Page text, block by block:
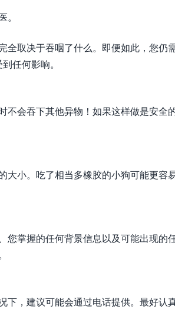
全取决于吞咽了什么。即便如此，您仍
任何影响。
会吞下其他异物！如果这样做是安全
大小。吃了相当多橡胶的小狗可能更容
您掌握的任何背景信息以及可能出现的
下，建议可能会通过电话提供。最好认